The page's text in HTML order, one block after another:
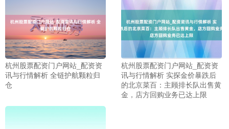
杭州股票配资门户网站_配资资
讯与行情解析 全链护航颗粒归
仓
杭州股票配资门户网站_配资资
讯与行情解析 实探金价暴跌后
的北京菜百：主顾排长队出售黄
金，店方回购业务已达上限